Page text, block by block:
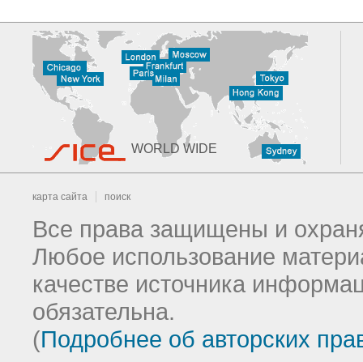
WORLD WIDE
карта сайта поиск
Все права защищены и
Любое использование
качестве источника
обязательна.
(Подробнее об авторских